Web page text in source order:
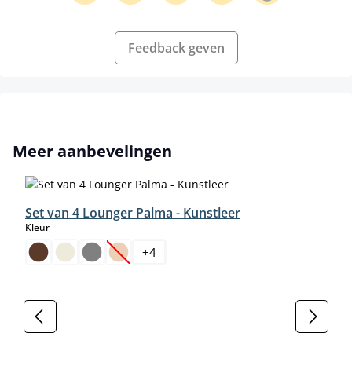
Feedback geven
Productgalerij overslaan
Meer aanbevelingen
Set van 4 Lounger Palma - Kunstleer
Kleurselect
(Deze optie is momenteel niet beschikbaar.)
+4